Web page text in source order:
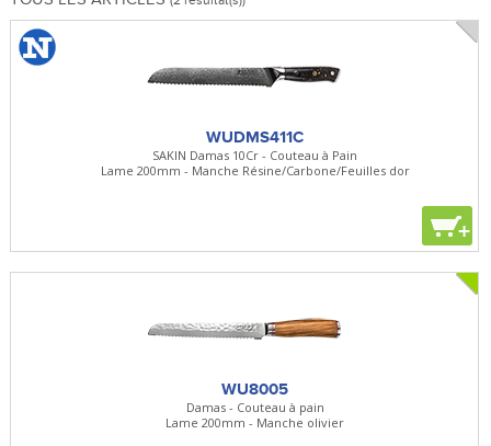
WUDMS411C
SAKIN Damas 10Cr - Couteau à Pain
Lame 200mm - Manche Résine/Carbone/Feuilles dor
+
WU8005
Damas - Couteau à pain
Lame 200mm - Manche olivier